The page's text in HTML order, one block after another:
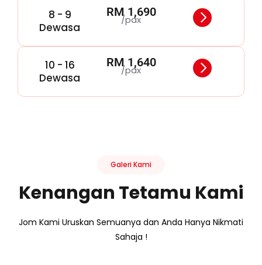
8 - 9
Dewasa
RM 1,690
/pax
10 - 16
Dewasa
RM 1,640
/pax
Galeri Kami
Kenangan Tetamu Kami
Jom Kami Uruskan Semuanya dan Anda Hanya Nikmati
Sahaja !